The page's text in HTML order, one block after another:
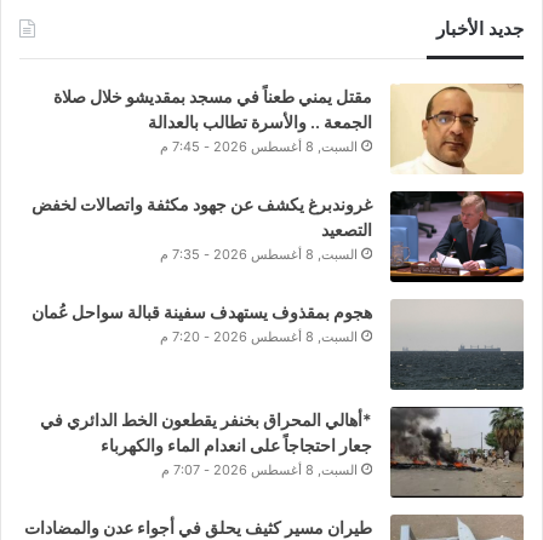
جديد الأخبار
مقتل يمني طعناً في مسجد بمقديشو خلال صلاة
الجمعة .. والأسرة تطالب بالعدالة
السبت, 8 أغسطس 2026 - 7:45 م
غروندبرغ يكشف عن جهود مكثفة واتصالات لخفض
التصعيد
السبت, 8 أغسطس 2026 - 7:35 م
هجوم بمقذوف يستهدف سفينة قبالة سواحل عُمان
السبت, 8 أغسطس 2026 - 7:20 م
*أهالي المحراق بخنفر يقطعون الخط الدائري في
جعار احتجاجاً على انعدام الماء والكهرباء
السبت, 8 أغسطس 2026 - 7:07 م
طيران مسير كثيف يحلق في أجواء عدن والمضادات